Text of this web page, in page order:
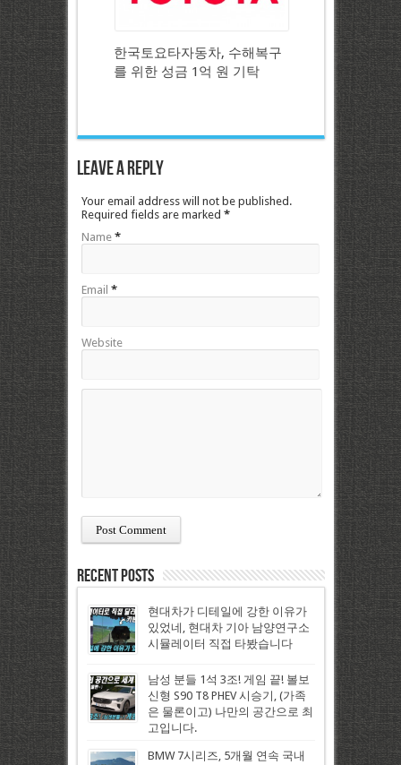
한국토요타자동차, 수해복구
를 위한 성금 1억 원 기탁
Leave a Reply
Your email address will not be published.
Required fields are marked *
Name *
Email *
Website
Recent Posts
현대차가 디테일에 강한 이유가
있었네, 현대차 기아 남양연구소
시뮬레이터 직접 타봤습니다
남성 분들 1석 3조! 게임 끝! 볼보
신형 S90 T8 PHEV 시승기, (가족
은 물론이고) 나만의 공간으로 최
고입니다.
BMW 7시리즈, 5개월 연속 국내